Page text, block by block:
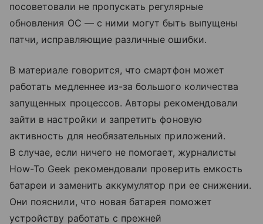
посоветовали не пропускать регулярные
обновления ОС — с ними могут быть выпущены
патчи, исправляющие различные ошибки.
В материале говорится, что смартфон может
работать медленнее из-за большого количества
запущенных процессов. Авторы рекомендовали
зайти в настройки и запретить фоновую
активность для необязательных приложений.
В случае, если ничего не помогает, журналисты
How-To Geek рекомендовали проверить емкость
батареи и заменить аккумулятор при ее снижении.
Они пояснили, что новая батарея поможет
устройству работать с прежней